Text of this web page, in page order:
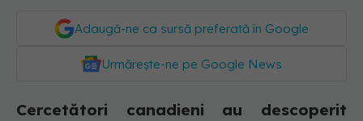
Adaugă-ne ca sursă preferată în Google
Urmărește-ne pe Google News
Cercetători canadieni au descoperit